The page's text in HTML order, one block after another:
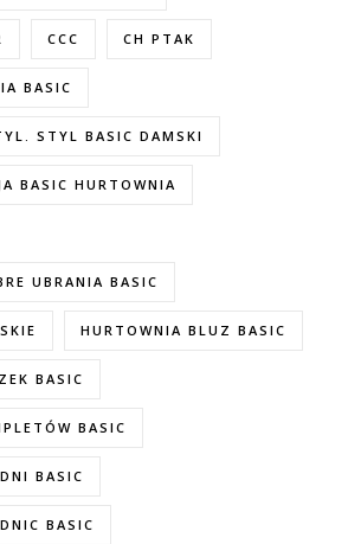
CCC CH PTAK
BASIC
STYL BASIC DAMSKI
BASIC HURTOWNIA
UBRANIA BASIC
HURTOWNIA BLUZ BASIC
BASIC
BASIC
BASIC
BASIC